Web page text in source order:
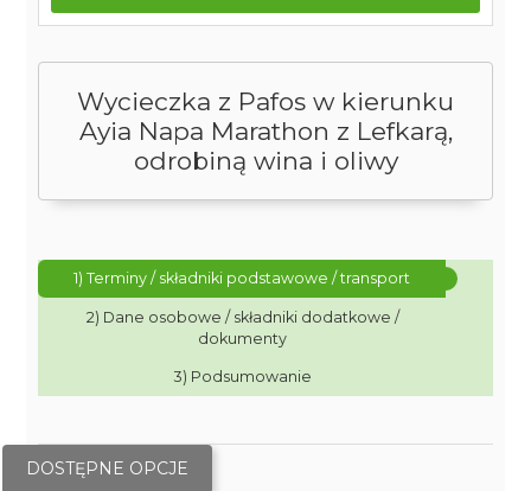
Wycieczka z Pafos w kierunku
Ayia Napa Marathon z Lefkarą,
odrobiną wina i oliwy
1) Terminy / składniki podstawowe / transport
2) Dane osobowe / składniki dodatkowe /
dokumenty
3) Podsumowanie
DOSTĘPNE OPCJE